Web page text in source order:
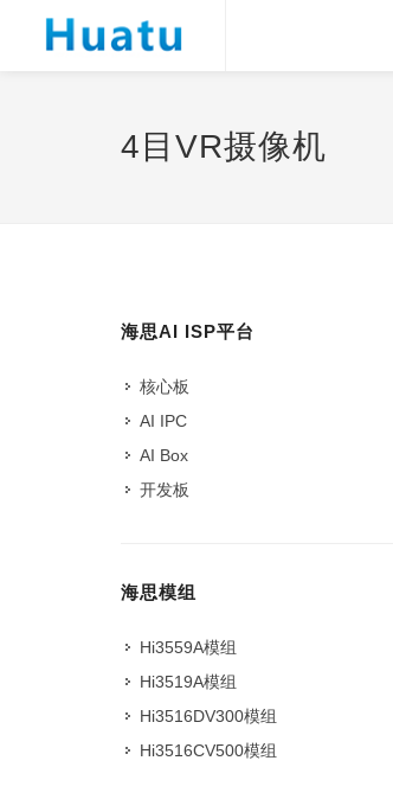
4目VR摄像机
海思AI ISP平台
核心板
AI IPC
AI Box
开发板
海思模组
Hi3559A模组
Hi3519A模组
Hi3516DV300模组
Hi3516CV500模组